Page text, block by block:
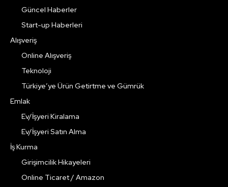
Güncel Haberler
Start-up Haberleri
Alışveriş
Online Alışveriş
Teknoloji
Türkiye’ye Ürün Getirtme ve Gümrük
Emlak
Ev/İşyeri Kiralama
Ev/İşyeri Satın Alma
İş Kurma
Girişimcilik Hikayeleri
Online Ticaret / Amazon